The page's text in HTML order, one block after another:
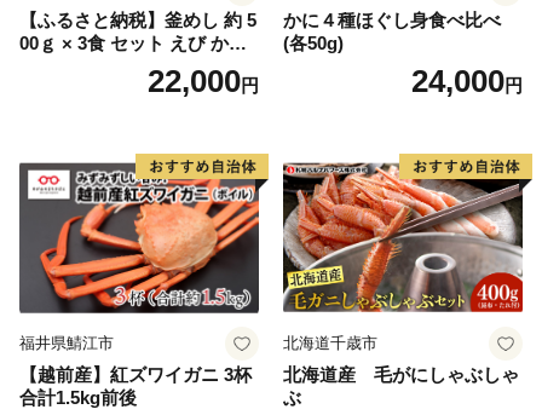
〇ふるさと納税を通じて想いを届ける
全国の皆様からの応援のメッセージやご支援をいただい
ております。「震災の後、医療チームで来ました」「ボ
けでなく10年以上経った現在もずっと陸前高田を応援し
てくださる気持ちが大変ありがたく、大きな力をいただ
いております。
せっかくのご縁、これからは陸前高田が元気な姿と感謝
の気持ちを届ける番です。
陸前高田の返礼品を通して、私たちの想いが全国に、そ
して海の向こうまで届きますように。
【ふるさと納税】釜めし 約 5
00ｇ × 3食 セット えび かに
海のめぐみ 老舗 急速冷凍 レ
ンチン 時短 簡単調理 食品 加
せグルメ 愛知県 小牧市 送料
無料
22,000円
かに４種ほぐし身食べ比べ
(各50g)
24,000円
福井県鯖江市
【越前産】紅ズワイガニ 3杯
合計1.5kg前後
北海道千歳市
北海道産 毛がにしゃぶしゃ
ぶ